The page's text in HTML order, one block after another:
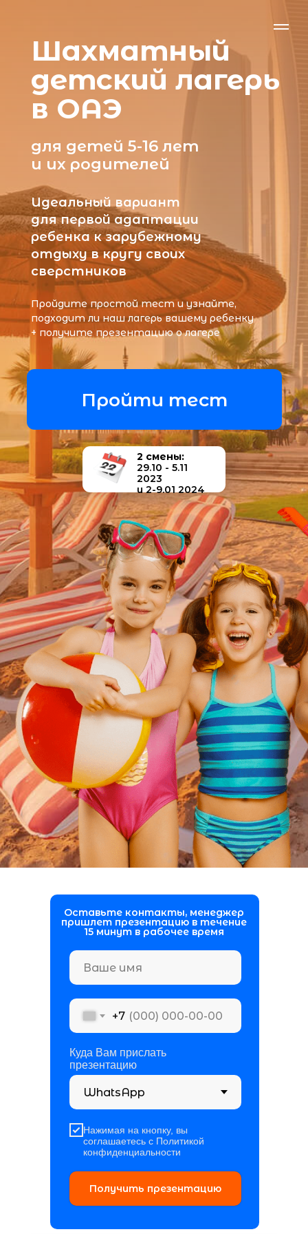
29.10 - 5.11
и 2-9.01 2024
Шахматный
детский лагерь
в ОАЭ
Идеальный вариант
для первой адаптации
ребенка к зарубежному
сверстников
для детей 5-16 лет
и их родителей
Пройдите простой тест и узнайте,
подходит ли наш лагерь вашему ребенку
+ получите презентацию о лагере
Пройти тест
Оставьте контакты, менеджер
пришлет презентацию в течение
15 минут в рабочее время
+7
Куда Вам прислать
презентацию
Нажимая на кнопку, вы
соглашаетесь с Политикой
конфиденциальности
Получить презентацию